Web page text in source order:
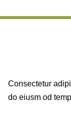
Consectetur
do eiusm od